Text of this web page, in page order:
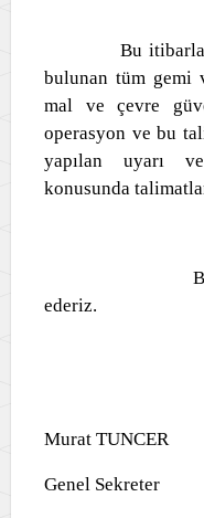
Bu itibarla;
bulunan tüm gemi
mal ve çevre
operasyon ve bu
yapılan uyarı
konusunda
Bilgi ve
ederiz.
Murat TUNCER
Genel Sekreter